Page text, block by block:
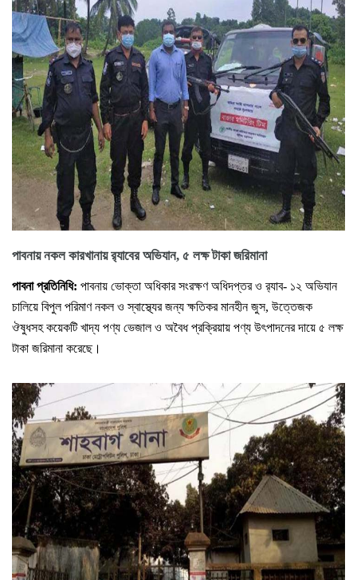
পাবনায় নকল কারখানায় র‌্যাবের অভিযান, ৫ লক্ষ টাকা জরিমানা
পাবনা প্রতিনিধি: পাবনায় ভোক্তা অধিকার সংরক্ষণ অধিদপ্তর ও র‌্যাব- ১২ অভিযান
চালিয়ে বিপুল পরিমাণ নকল ও স্বাস্থ্যের জন্য ক্ষতিকর মানহীন জুস, উত্তেজক
ঔষুধসহ কয়েকটি খাদ্য পণ্য ভেজাল ও অবৈধ প্রক্রিয়ায় পণ্য উৎপাদনের দায়ে ৫ লক্ষ
টাকা জরিমানা করেছে।